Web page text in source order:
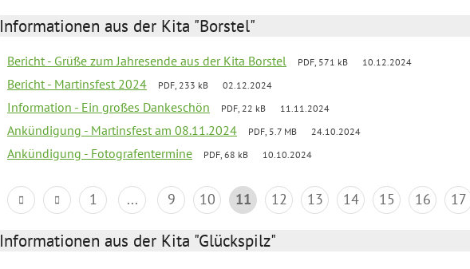
Informationen aus der Kita "Borstel"
Bericht - Grüße zum Jahresende aus der Kita Borstel PDF, 571 kB 10.12.2024
Bericht - Martinsfest 2024 PDF, 233 kB 02.12.2024
Information - Ein großes Dankeschön PDF, 22 kB 11.11.2024
Ankündigung - Martinsfest am 08.11.2024 PDF, 5.7 MB 24.10.2024
Ankündigung - Fotografentermine PDF, 68 kB 10.10.2024
1 ... 9 10 11 12 13 14 15 16 17
Informationen aus der Kita "Glückspilz"